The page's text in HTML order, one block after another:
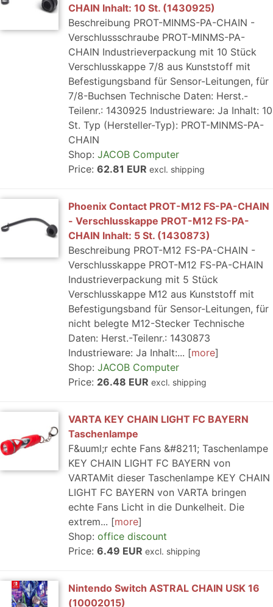
CHAIN Inhalt: 10 St. (1430925)
Beschreibung PROT-MINMS-PA-CHAIN -
Verschlussschraube PROT-MINMS-PA-
CHAIN Industrieverpackung mit 10 Stück
Verschlusskappe 7/8 aus Kunststoff mit
Befestigungsband für Sensor-Leitungen, für
7/8-Buchsen Technische Daten: Herst.-
Teilenr.: 1430925 Industrieware: Ja Inhalt: 10
St. Typ (Hersteller-Typ): PROT-MINMS-PA-
CHAIN
Shop: JACOB Computer
Price: 62.81 EUR excl. shipping
Phoenix Contact PROT-M12 FS-PA-CHAIN
- Verschlusskappe PROT-M12 FS-PA-
CHAIN Inhalt: 5 St. (1430873)
Beschreibung PROT-M12 FS-PA-CHAIN -
Verschlusskappe PROT-M12 FS-PA-CHAIN
Industrieverpackung mit 5 Stück
Verschlusskappe M12 aus Kunststoff mit
Befestigungsband für Sensor-Leitungen, für
nicht belegte M12-Stecker Technische
Daten: Herst.-Teilenr.: 1430873
Industrieware: Ja Inhalt:...
more
Shop: JACOB Computer
Price: 26.48 EUR excl. shipping
VARTA KEY CHAIN LIGHT FC BAYERN
Taschenlampe
F&uuml;r echte Fans &#8211; Taschenlampe
KEY CHAIN LIGHT FC BAYERN von
VARTAMit dieser Taschenlampe KEY CHAIN
LIGHT FC BAYERN von VARTA bringen
echte Fans Licht in die Dunkelheit. Die
extrem...
more
Shop: office discount
Price: 6.49 EUR excl. shipping
Nintendo Switch ASTRAL CHAIN USK 16
(10002015)